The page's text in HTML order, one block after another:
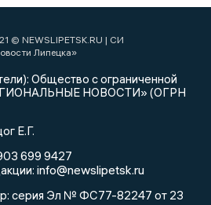
© NEWSLIPETSK.RU | СИ
Липецка»
Общество с ограниченной
НОВОСТИ» (ОГРН
Е.Г.
699 9427
info@newslipetsk.ru
серия Эл № ФС77-82247 от 23